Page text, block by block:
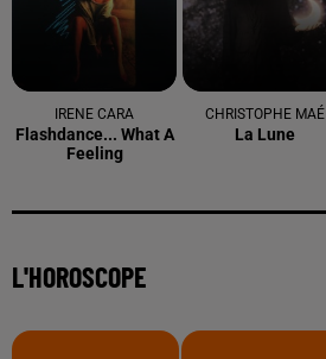
IRENE CARA
Flashdance... What A
Feeling
CHRISTOPHE MAÉ
La Lune
L'HOROSCOPE